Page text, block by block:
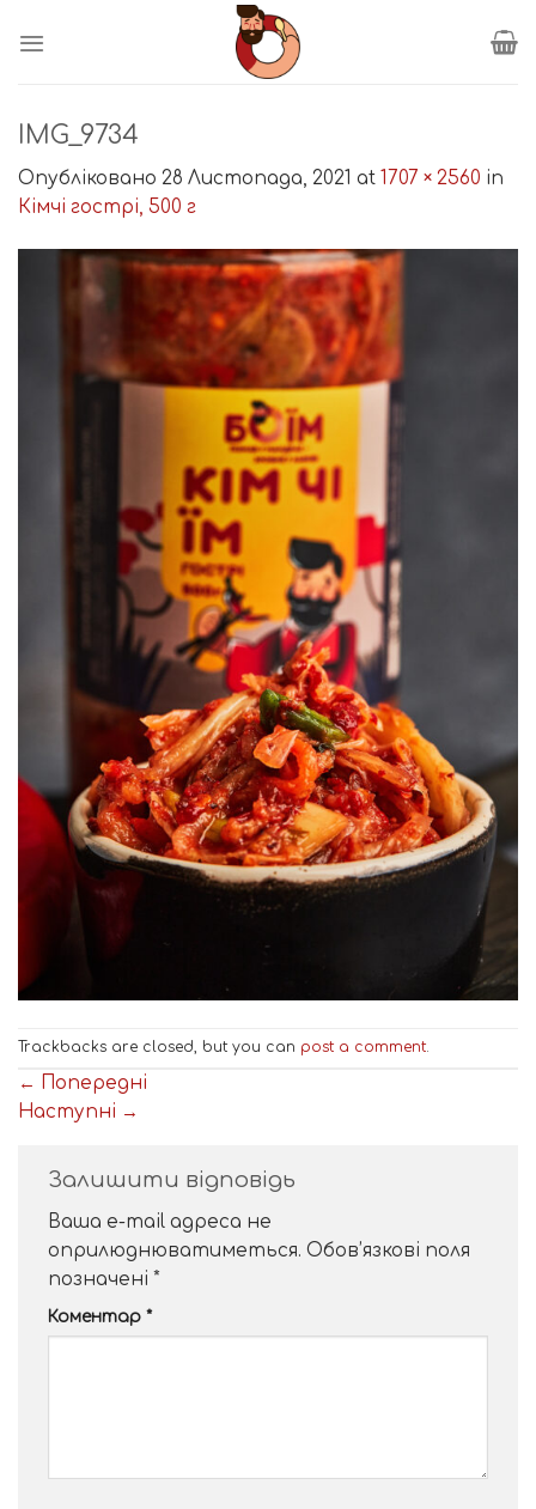
IMG_9734
Опубліковано 28 Листопада, 2021 at 1707 × 2560 in
Кімчі гострі, 500 г
Trackbacks are closed, but you can post a comment
← Попередні
Наступні →
Залишити відповідь
Ваша e-mail адреса не
оприлюднюватиметься. Обов’язкові поля
позначені *
Коментар *